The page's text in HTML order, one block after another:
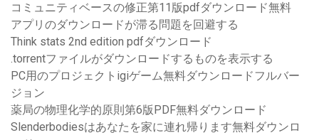
コミュニティベースの修正第11版pdfダウンロード無料
アプリのダウンロードが滞る問題を回避する
Think stats 2nd edition pdfダウンロード
.torrentファイルがダウンロードするものを表示する
PC用のプロジェクトigiゲーム無料ダウンロードフルバー
ジョン
薬局の物理化学的原則第6版PDF無料ダウンロード
Slenderbodiesはあなたを家に連れ帰ります無料ダウンロ